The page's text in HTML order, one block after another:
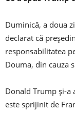
Duminică, a doua
declarat că
responsabilitatea
Douma, din cauza
Donald Trump și-a
este sprijinit de